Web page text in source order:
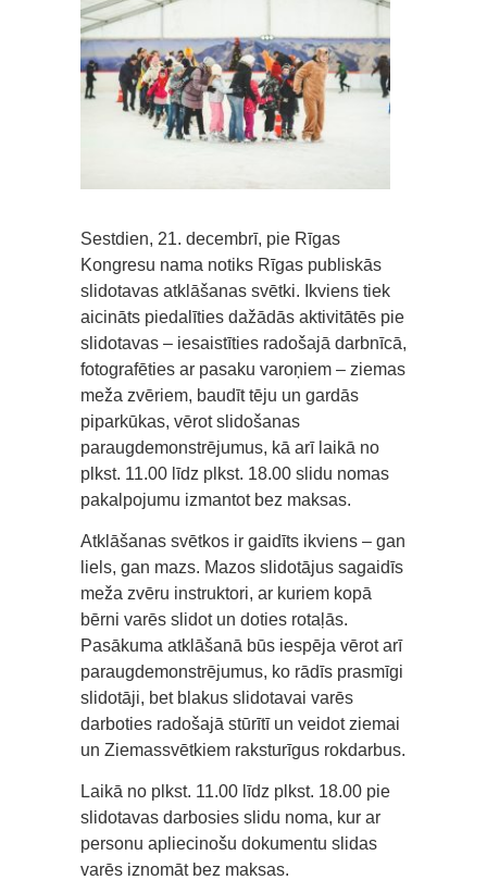
Sestdien, 21. decembrī, pie Rīgas
Kongresu nama notiks Rīgas publiskās
slidotavas atklāšanas svētki. Ikviens tiek
aicināts piedalīties dažādās aktivitātēs pie
slidotavas – iesaistīties radošajā darbnīcā,
fotografēties ar pasaku varoņiem – ziemas
meža zvēriem, baudīt tēju un gardās
piparkūkas, vērot slidošanas
paraugdemonstrējumus, kā arī laikā no
plkst. 11.00 līdz plkst. 18.00 slidu nomas
pakalpojumu izmantot bez maksas.
Atklāšanas svētkos ir gaidīts ikviens – gan
liels, gan mazs. Mazos slidotājus sagaidīs
meža zvēru instruktori, ar kuriem kopā
bērni varēs slidot un doties rotaļās.
Pasākuma atklāšanā būs iespēja vērot arī
paraugdemonstrējumus, ko rādīs prasmīgi
slidotāji, bet blakus slidotavai varēs
darboties radošajā stūrītī un veidot ziemai
un Ziemassvētkiem raksturīgus rokdarbus.
Laikā no plkst. 11.00 līdz plkst. 18.00 pie
slidotavas darbosies slidu noma, kur ar
personu apliecinošu dokumentu slidas
varēs iznomāt bez maksas.